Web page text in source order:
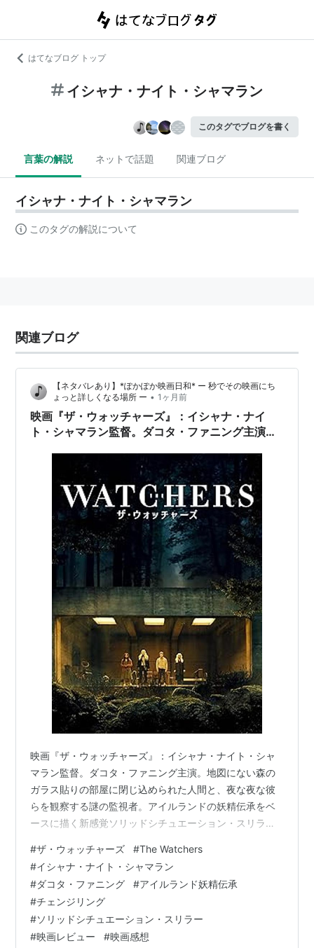
はてなブログ トップ
イシャナ・ナイト・シャマラン
このタグでブログを書く
言葉の解説 ネットで話題 関連ブログ
イシャナ・ナイト・シャマラン
このタグの解説について
関連ブログ
【ネタバレあり】*ぽかぽか映画日和* ー 秒でその映画にち
ょっと詳しくなる場所 ー • 1ヶ月前
映画『ザ・ウォッチャーズ』：イシャナ・ナイ
ト・シャマラン監督。ダコタ・ファニング主演。
た人間と、夜な夜な彼らを観察する謎の監視者。
アイルランドの妖精伝承をベースに描く新感覚ソ
リッドシチュエーション・スリラー
映画『ザ・ウォッチャーズ』：イシャナ・ナイト・シャ
マラン監督。ダコタ・ファニング主演。地図にない森の
ガラス貼りの部屋に閉じ込められた人間と、夜な夜な彼
らを観察する謎の監視者。アイルランドの妖精伝承をベ
ースに描く新感覚ソリッドシチュエーション・スリラー
ナイト・シャマラン監督の娘、イシャナ・ナイト・シャ
マランの長編初監督・脚本作品として大きな注目を集め
たのが『ザ・ウォッチャーズ』（原題：The Watchers）
です。原作はA・M・シャインによる同名のベストセラー
小説。主演を務めるのは、かつて天才子役として名を馳
せ、現在も実力派として活躍し続…
#ザ・ウォッチャーズ #The Watchers
#イシャナ・ナイト・シャマラン
#ダコタ・ファニング #アイルランド妖精伝承
#チェンジリング
#ソリッドシチュエーション・スリラー
#映画レビュー #映画感想